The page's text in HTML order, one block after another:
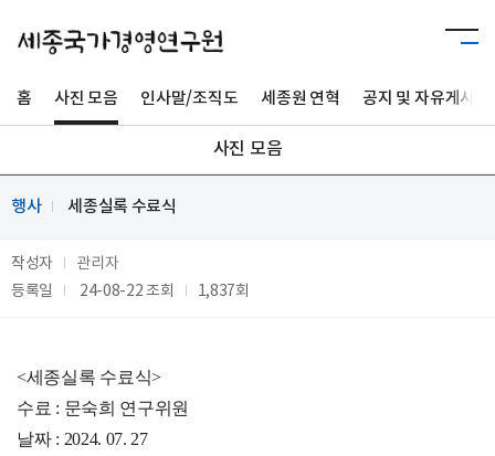
홈 사진 모음 인사말/조직도 세종원 연혁 공지 및 자유게시판
사진 모음
행사 세종실록 수료식
작성자
관리자
등록일
24-08-22조회 1,837회
<세종실록 수료식>
수료 : 문숙희 연구위원
날짜 : 2024. 07. 27